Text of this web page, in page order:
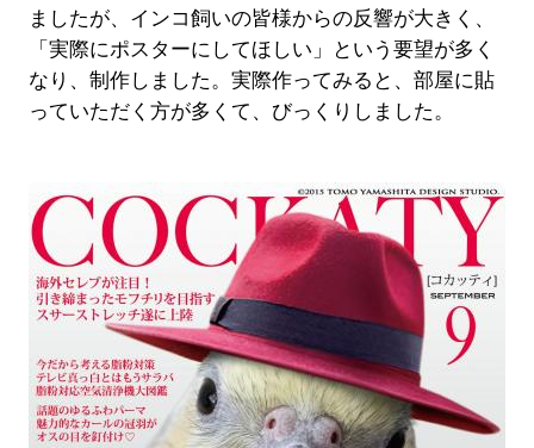
ましたが、インコ飼いの皆様からの反響が大きく、
「実際にポスターにしてほしい」という要望が多く
なり、制作しました。実際作ってみると、部屋に貼
っていただく方が多くて、びっくりしました。